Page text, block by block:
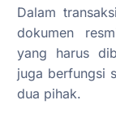
Dalam
dokumen
yang harus
juga berfungsi
dua pihak.